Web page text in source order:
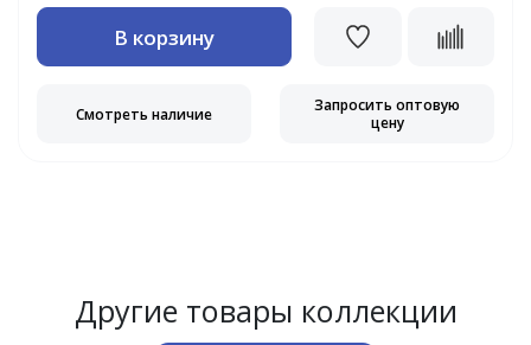
В корзину
Смотреть наличие
Запросить оптовую
цену
Другие товары коллекции